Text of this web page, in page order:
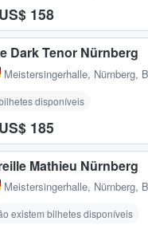
US$ 158
Dark Tenor Nürnberg
Meistersingerhalle, Nürnberg,
disponíveis
US$ 185
Mathieu Nürnberg
Meistersingerhalle, Nürnberg,
existem bilhetes disponíveis